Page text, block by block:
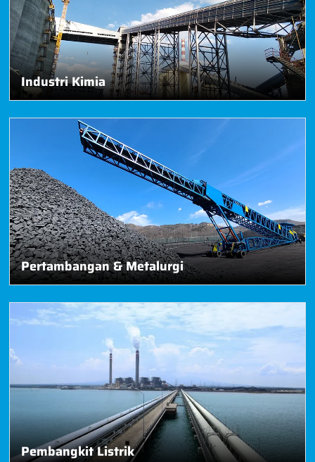
Industri Kimia
Pertambangan & Metalurgi
Pembangkit Listrik